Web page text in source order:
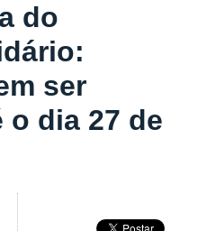
do
ser
o dia 27 de